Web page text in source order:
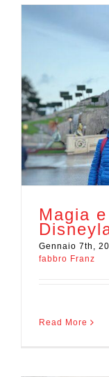
Magia
Gennaio 7th,
fabbro Franz
Read More